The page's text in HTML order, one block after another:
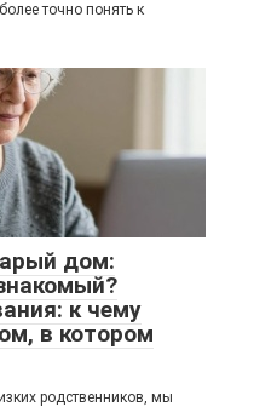
точно понять к
дом:
к чему
в котором
родственников, мы